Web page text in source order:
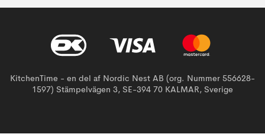
KitchenTime - en del af Nordic Nest AB (org. Nummer 556628-
1597) Stämpelvägen 3, SE-394 70 KALMAR, Sverige